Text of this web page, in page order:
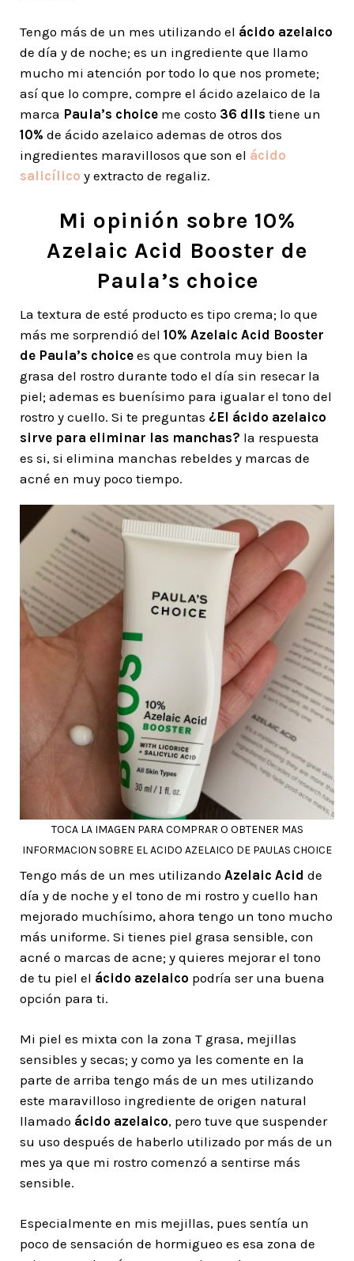
Tengo más de un mes utilizando el ácido azelaico
de día y de noche; es un ingrediente que llamo
mucho mi atención por todo lo que nos promete;
así que lo compre, compre el ácido azelaico de la
marca Paula’s choice me costo 36 dlls tiene un
10% de ácido azelaico ademas de otros dos
ingredientes maravillosos que son el ácido
salicílico y extracto de regaliz.
Mi opinión sobre 10%
Azelaic Acid Booster de
Paula’s choice
La textura de esté producto es tipo crema; lo que
más me sorprendió del 10% Azelaic Acid Booster
de Paula’s choice es que controla muy bien la
grasa del rostro durante todo el día sin resecar la
piel; ademas es buenísimo para igualar el tono del
rostro y cuello. Si te preguntas ¿El ácido azelaico
sirve para eliminar las manchas? la respuesta
es si, si elimina manchas rebeldes y marcas de
acné en muy poco tiempo.
TOCA LA IMAGEN PARA COMPRAR O OBTENER MAS
INFORMACION SOBRE EL ACIDO AZELAICO DE PAULAS CHOICE
Tengo más de un mes utilizando Azelaic Acid de
día y de noche y el tono de mi rostro y cuello han
mejorado muchísimo, ahora tengo un tono mucho
más uniforme. Si tienes piel grasa sensible, con
acné o marcas de acne; y quieres mejorar el tono
de tu piel el ácido azelaico podría ser una buena
opción para ti.
Mi piel es mixta con la zona T grasa, mejillas
sensibles y secas; y como ya les comente en la
parte de arriba tengo más de un mes utilizando
este maravilloso ingrediente de origen natural
llamado ácido azelaico, pero tuve que suspender
su uso después de haberlo utilizado por más de un
mes ya que mi rostro comenzó a sentirse más
sensible.
Especialmente en mis mejillas, pues sentía un
poco de sensación de hormigueo es esa zona de